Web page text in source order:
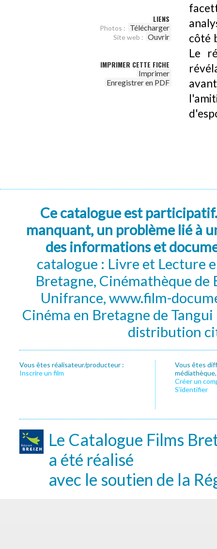
LIENS
Photos : Télécharger
Site web : Ouvrir
IMPRIMER CETTE FICHE
Imprimer
Enregistrer en PDF
côté
Le
Ce catalogue est
manquant, un problème lié à
des informations et
catalogue : Livre et Lecture
Bretagne, Cinémathèque de
Unifrance, www.film-
Cinéma en Bretagne de
distribution
Vous êtes réalisateur/producteur :
Inscrire un film
Vous êtes
Créer un
S’identifier
Le Catalogue Films
a été réalisé
avec le soutien de la